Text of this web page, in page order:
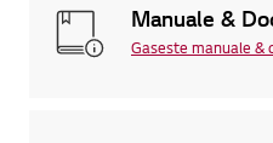
Manuale &
Gaseste manuale &